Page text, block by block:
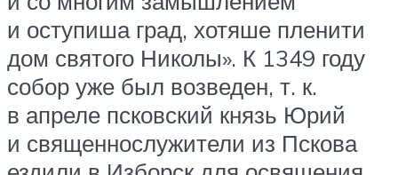
и оступиша град, хотяше пленити
дом святого Николы». К 1349 году
собор уже был возведен, т. к.
в апреле псковский князь Юрий
и священнослужители из Пскова